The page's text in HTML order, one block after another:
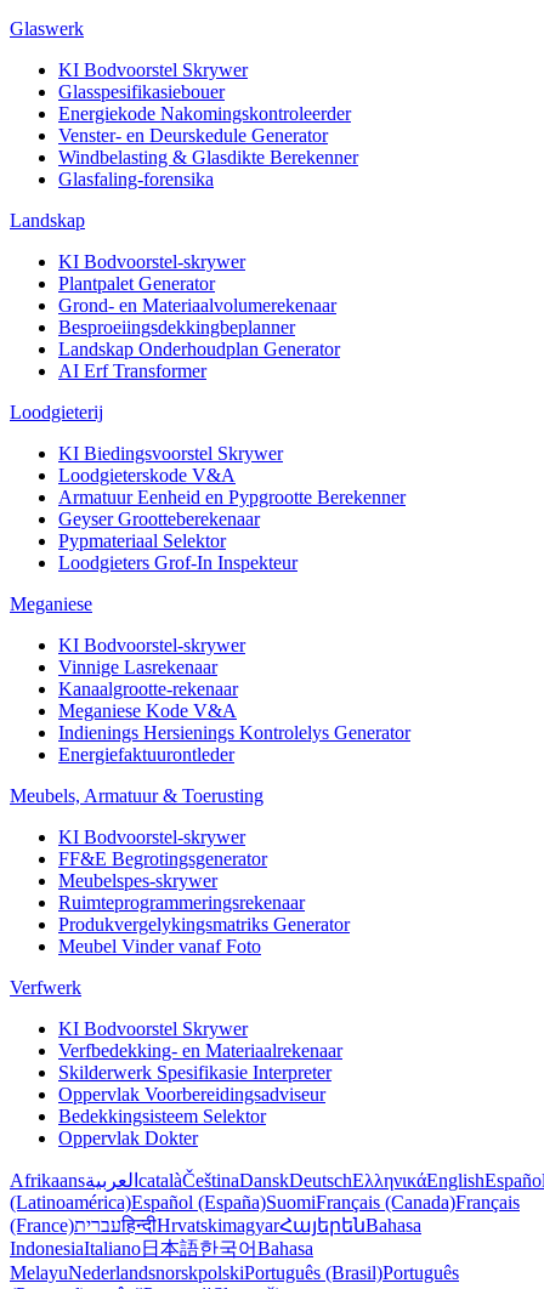
Glaswerk
KI Bodvoorstel Skrywer
Glasspesifikasiebouer
Energiekode Nakomingskontroleerder
Venster- en Deurskedule Generator
Windbelasting & Glasdikte Berekenner
Glasfaling-forensika
Landskap
KI Bodvoorstel-skrywer
Plantpalet Generator
Grond- en Materiaalvolumerekenaar
Besproeiingsdekkingbeplanner
Landskap Onderhoudplan Generator
AI Erf Transformer
Loodgieterij
KI Biedingsvoorstel Skrywer
Loodgieterskode V&A
Armatuur Eenheid en Pypgrootte Berekenner
Geyser Grootteberekenaar
Pypmateriaal Selektor
Loodgieters Grof-In Inspekteur
Meganiese
KI Bodvoorstel-skrywer
Vinnige Lasrekenaar
Kanaalgrootte-rekenaar
Meganiese Kode V&A
Indienings Hersienings Kontrolelys Generator
Energiefaktuurontleder
Meubels, Armatuur & Toerusting
KI Bodvoorstel-skrywer
FF&E Begrotingsgenerator
Meubelspes-skrywer
Ruimteprogrammeringsrekenaar
Produkvergelykingsmatriks Generator
Meubel Vinder vanaf Foto
Verfwerk
KI Bodvoorstel Skrywer
Verfbedekking- en Materiaalrekenaar
Skilderwerk Spesifikasie Interpreter
Oppervlak Voorbereidingsadviseur
Bedekkingsisteem Selektor
Oppervlak Dokter
Afrikaansالعربية catalàČeštinaDanskDeutschΕλληνικάEnglish
(Latinoamérica)Español (España)SuomiFrançais (Canada)Français
(France)עבריתहिन्दीHrvatskimagyarՀայերենBahasa
IndonesiaItaliano日本語한국어Bahasa
MelayuNederlandsnorskpolskiPortuguês (Brasil)Português